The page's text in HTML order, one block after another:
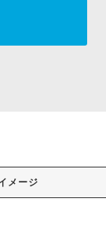
メージ